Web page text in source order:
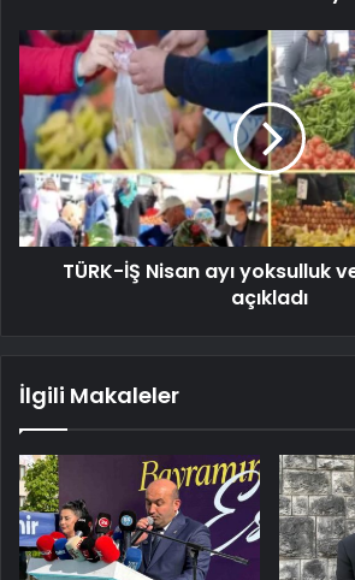
TÜRK-İŞ Nisan ayı yoksulluk ve
açıkladı
İlgili Makaleler